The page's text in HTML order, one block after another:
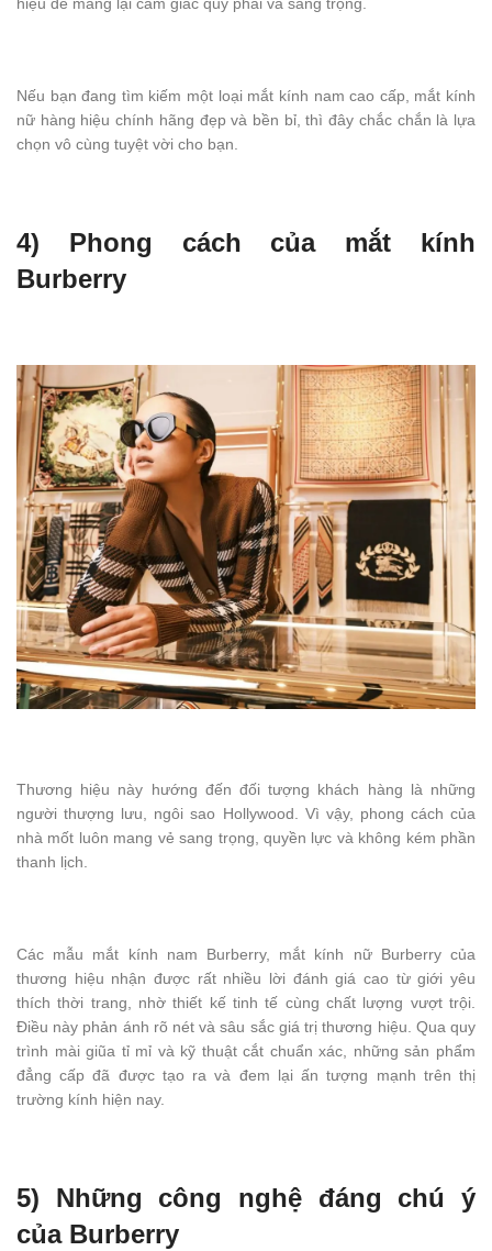
Nếu bạn đang tìm kiếm một loại mắt kính nam cao cấp, mắt kính
nữ hàng hiệu chính hãng đẹp và bền bỉ, thì đây chắc chắn là lựa
chọn vô cùng tuyệt vời cho bạn.
4) Phong cách của mắt kính
Burberry
Thương hiệu này hướng đến đối tượng khách hàng là những
người thượng lưu, ngôi sao Hollywood. Vì vậy, phong cách của
nhà mốt luôn mang vẻ sang trọng, quyền lực và không kém phần
thanh lịch.
Các mẫu mắt kính nam Burberry, mắt kính nữ Burberry của
thương hiệu nhận được rất nhiều lời đánh giá cao từ giới yêu
thích thời trang, nhờ thiết kế tinh tế cùng chất lượng vượt trội.
Điều này phản ánh rõ nét và sâu sắc giá trị thương hiệu. Qua quy
trình mài giũa tỉ mỉ và kỹ thuật cắt chuẩn xác, những sản phẩm
đẳng cấp đã được tạo ra và đem lại ấn tượng mạnh trên thị
trường kính hiện nay.
5) Những công nghệ đáng chú ý
của Burberry